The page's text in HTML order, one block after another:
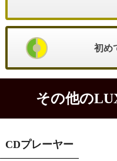
初め
その他の
CDプレーヤー